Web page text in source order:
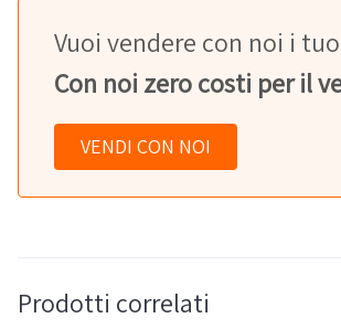
Vuoi vendere con noi i
Con noi zero costi per il
VENDI CON NOI
Prodotti correlati